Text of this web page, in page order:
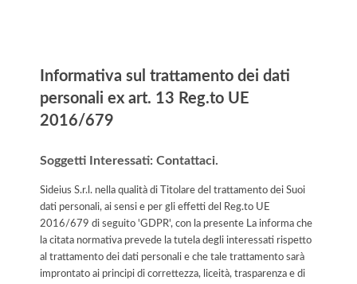
Informativa sul trattamento dei dati
personali ex art. 13 Reg.to UE
2016/679
Soggetti Interessati: Contattaci.
Sideius S.r.l. nella qualità di Titolare del trattamento dei Suoi
dati personali, ai sensi e per gli effetti del Reg.to UE
2016/679 di seguito 'GDPR', con la presente La informa che
la citata normativa prevede la tutela degli interessati rispetto
al trattamento dei dati personali e che tale trattamento sarà
improntato ai principi di correttezza, liceità, trasparenza e di